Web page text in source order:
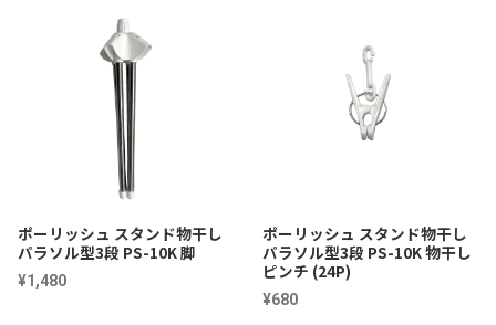
ポーリッシュ スタンド物干し
パラソル型3段 PS-10K 脚
¥1,480
ポーリッシュ スタンド物干し
パラソル型3段 PS-10K 物干し
ピンチ (24P)
¥680